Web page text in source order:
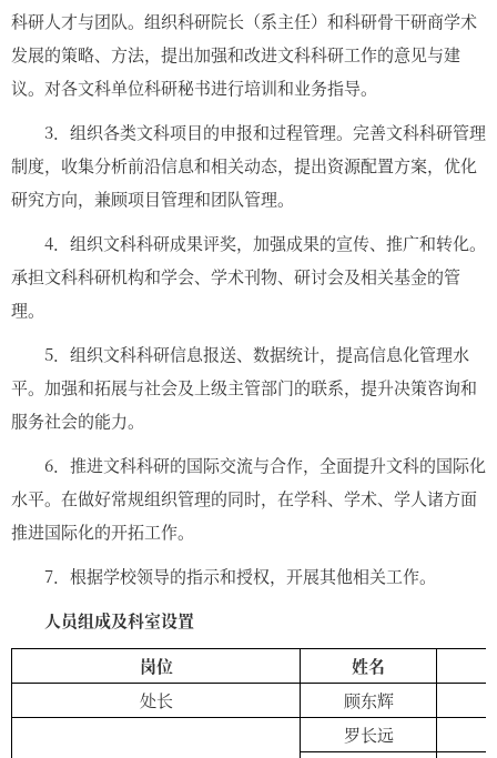
科研人才与团队。组织科研院长（系主任）和科研骨干研商学术
发展的策略、方法，提出加强和改进文科科研工作的意见与建
议。对各文科单位科研秘书进行培训和业务指导。
3．组织各类文科项目的申报和过程管理。完善文科科研管理
制度，收集分析前沿信息和相关动态，提出资源配置方案，优化
研究方向，兼顾项目管理和团队管理。
4．组织文科科研成果评奖，加强成果的宣传、推广和转化。
承担文科科研机构和学会、学术刊物、研讨会及相关基金的管
理。
5．组织文科科研信息报送、数据统计，提高信息化管理水
平。加强和拓展与社会及上级主管部门的联系，提升决策咨询和
服务社会的能力。
6．推进文科科研的国际交流与合作，全面提升文科的国际化
水平。在做好常规组织管理的同时，在学科、学术、学人诸方面
推进国际化的开拓工作。
7．根据学校领导的指示和授权，开展其他相关工作。
人员组成及科室设置
岗位
姓名
处长
顾东辉
罗长远